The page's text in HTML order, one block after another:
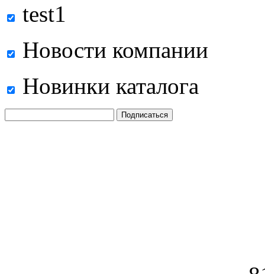
test1
Новости компании
Новинки каталога